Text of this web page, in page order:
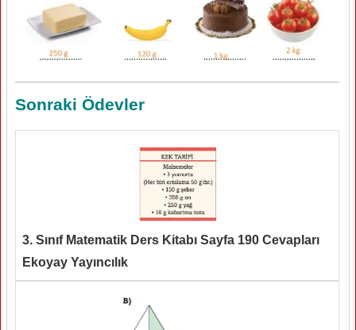
Sonraki Ödevler
3. Sınıf Matematik Ders Kitabı Sayfa 190 Cevapları
Ekoyay Yayıncılık